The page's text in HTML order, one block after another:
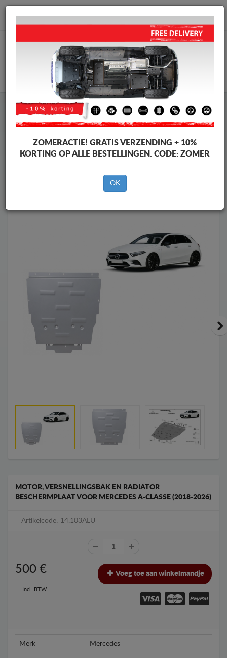
info@motorbeschermplaat.com
WINKELWAGEN
Motor Beschermplaat Motor Beschermplaat Mercedes
Motor Beschermplaat
Classe
Merken
Merken
Terug naar de catalogus
MOTOR, VERSNELLINGSBAK EN RADIATOR
BESCHERMPLAAT VOOR MERCEDES A-CLASSE (2018-2026)
Artikelcode: 14.103ALU
500 €
Incl. BTW
Voeg toe aan winkelmandje
Merk Mercedes
ZOMERACTIE! GRATIS VERZENDING + 10%
KORTING OP ALLE BESTELLINGEN. CODE: ZOMER
OK